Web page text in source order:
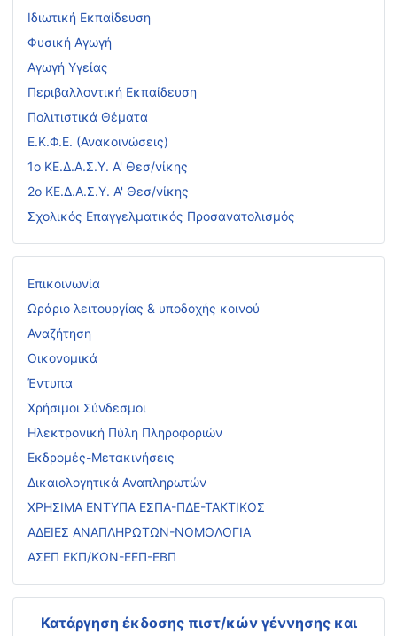
Ιδιωτική Εκπαίδευση
Φυσική Αγωγή
Αγωγή Υγείας
Περιβαλλοντική Εκπαίδευση
Πολιτιστικά Θέματα
Ε.Κ.Φ.Ε. (Ανακοινώσεις)
1ο ΚΕ.Δ.Α.Σ.Υ. Α' Θεσ/νίκης
2ο ΚΕ.Δ.Α.Σ.Υ. Α' Θεσ/νίκης
Σχολικός Επαγγελματικός Προσανατολισμός
Επικοινωνία
Ωράριο λειτουργίας & υποδοχής κοινού
Αναζήτηση
Οικονομικά
Έντυπα
Χρήσιμοι Σύνδεσμοι
Ηλεκτρονική Πύλη Πληροφοριών
Εκδρομές-Μετακινήσεις
Δικαιολογητικά Αναπληρωτών
ΧΡΗΣΙΜΑ ΕΝΤΥΠΑ ΕΣΠΑ-ΠΔΕ-ΤΑΚΤΙΚΟΣ
ΑΔΕΙΕΣ ΑΝΑΠΛΗΡΩΤΩΝ-ΝΟΜΟΛΟΓΙΑ
ΑΣΕΠ ΕΚΠ/ΚΩΝ-ΕΕΠ-ΕΒΠ
Κατάργηση έκδοσης πιστ/κών γέννησης και